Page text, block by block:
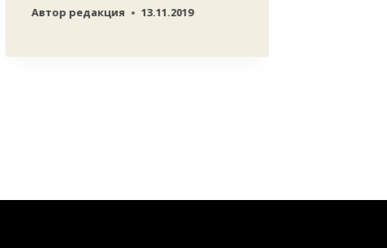
Автор редакция 13.11.2019